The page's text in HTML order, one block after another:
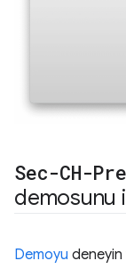
Sec-CH-
demosunu
Demoyu deneyin